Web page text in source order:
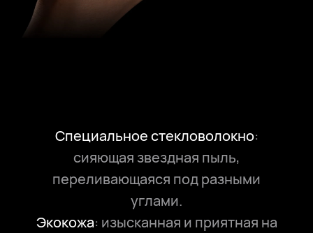
Специальное стекловолокно:
сияющая звездная пыль,
переливающаяся под разными
углами.
Экокожа: изысканная и приятная на